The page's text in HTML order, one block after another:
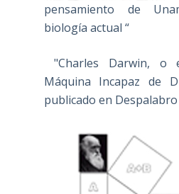
pensamiento de
biología actual “
"Charles Darwin, o
Máquina Incapaz de
publicado en Despalabro